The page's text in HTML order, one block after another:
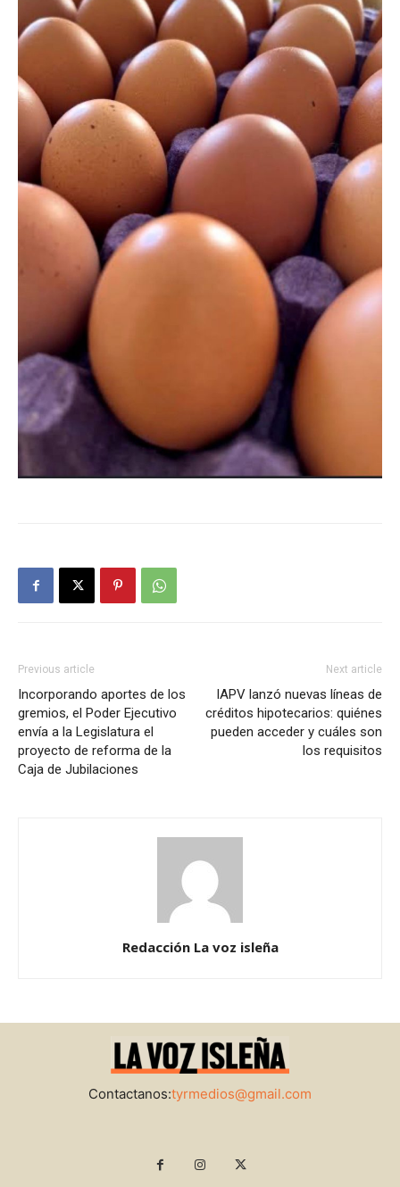
Previous article
Incorporando aportes de los
gremios, el Poder Ejecutivo
envía a la Legislatura el
proyecto de reforma de la
Caja de Jubilaciones
Next article
IAPV lanzó nuevas líneas de
créditos hipotecarios: quiénes
pueden acceder y cuáles son
los requisitos
Redacción La voz isleña
Contactanos:tyrmedios@gmail.com